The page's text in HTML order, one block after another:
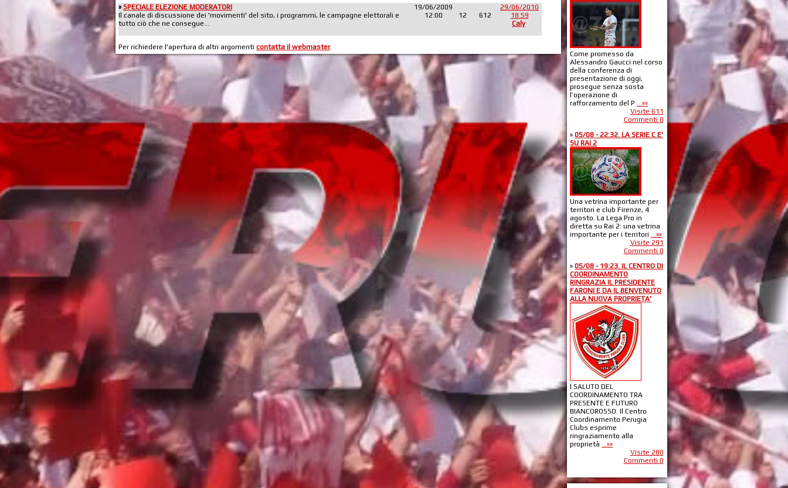
» SPECIALE ELEZIONE MODERATORI
Il canale di discussione dei 'movimenti' del sito, i programmi, le campagne elettorali e
tutto ciò che ne consegue...
19/06/2009
12:00
12 612
29/06/2010
18:59
Caly
Per richiedere l'apertura di altri argomenti contatta il webmaster.
Come promesso da
Alessandro Gaucci nel corso
della conferenza di
presentazione di oggi,
prosegue senza sosta
l’operazione di
rafforzamento del P
...»»
Visite 611
Commenti 0
»05/08 - 22:32. LA SERIE C E'
SU RAI 2
Una vetrina importante per
territori e club Firenze, 4
agosto. La Lega Pro in
diretta su Rai 2: una vetrina
importante per i territori
...»»
Visite 291
Commenti 0
»05/08 - 19:23. IL CENTRO DI
COORDINAMENTO
RINGRAZIA IL PRESIDENTE
FARONI E DA IL BENVENUTO
ALLA NUOVA PROPRIETA'
l SALUTO DEL
COORDINAMENTO TRA
PRESENTE E FUTURO
BIANCOROSSO. Il Centro
Coordinamento Perugia
Clubs esprime
ringraziamento alla
proprietà
...»»
Visite 280
Commenti 0